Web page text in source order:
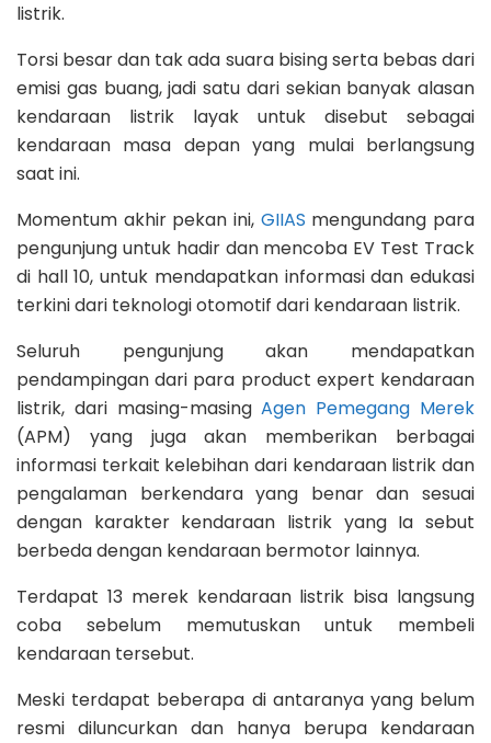
listrik.
Torsi besar dan tak ada suara bising serta bebas dari
emisi gas buang, jadi satu dari sekian banyak alasan
kendaraan listrik layak untuk disebut sebagai
kendaraan masa depan yang mulai berlangsung
saat ini.
Momentum akhir pekan ini, GIIAS mengundang para
pengunjung untuk hadir dan mencoba EV Test Track
di hall 10, untuk mendapatkan informasi dan edukasi
terkini dari teknologi otomotif dari kendaraan listrik.
Seluruh pengunjung akan mendapatkan
pendampingan dari para product expert kendaraan
listrik, dari masing-masingAgen Pemegang Merek
(APM) yang juga akan memberikan berbagai
informasi terkait kelebihan dari kendaraan listrik dan
pengalaman berkendara yang benar dan sesuai
dengan karakter kendaraan listrik yang Ia sebut
berbeda dengan kendaraan bermotor lainnya.
Terdapat 13 merek kendaraan listrik bisa langsung
coba sebelum memutuskan untuk membeli
kendaraan tersebut.
Meski terdapat beberapa di antaranya yang belum
resmi diluncurkan dan hanya berupa kendaraan